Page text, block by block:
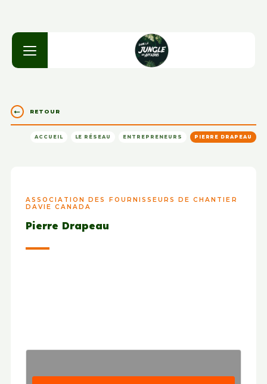
RETOUR
ACCUEIL LE RÉSEAU ENTREPRENEURS PIERRE DRAPEAU
ASSOCIATION DES FOURNISSEURS DE CHANTIER
DAVIE CANADA
Pierre Drapeau